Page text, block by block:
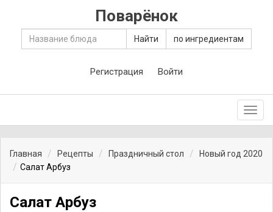
Поварёнок
Найти по ингредиентам
Регистрация Войти
Главная Рецепты Праздничный стол
Новый год 2020
Салат Арбуз
Салат Арбуз